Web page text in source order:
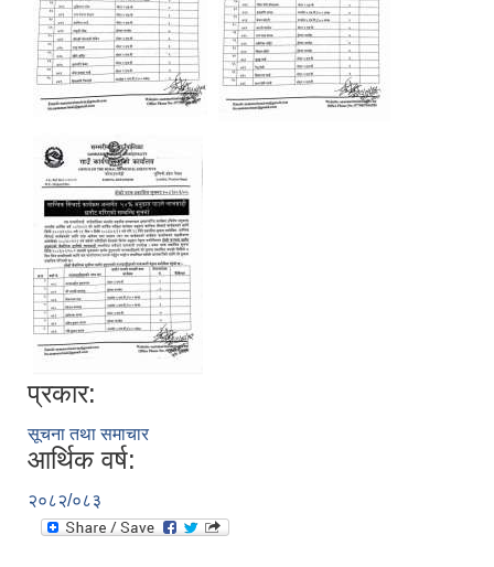
प्रकार:
सूचना तथा समाचार
आर्थिक वर्ष:
२०८२/०८३